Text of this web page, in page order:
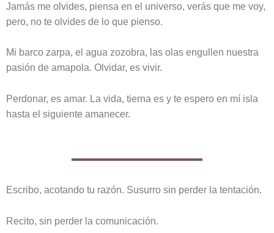
Jamás me olvides, piensa en el universo, verás que me voy,
pero, no te olvides de lo que pienso.
Mi barco zarpa, el agua zozobra, las olas engullen nuestra
pasión de amapola. Olvidar, es vivir.
Perdonar, es amar. La vida, tierna es y te espero en mí isla
hasta el siguiente amanecer.
Escribo, acotando tu razón. Susurro sin perder la tentación.
Recito, sin perder la comunicación.